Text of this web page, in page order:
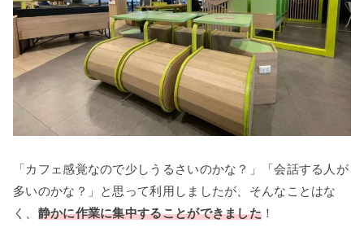
「カフェ感覚なので少しうるさいのかな？」「会話する人が
多いのかな？」と思って利用しましたが、そんなことはな
く、 静かに作業に集中することができました ！